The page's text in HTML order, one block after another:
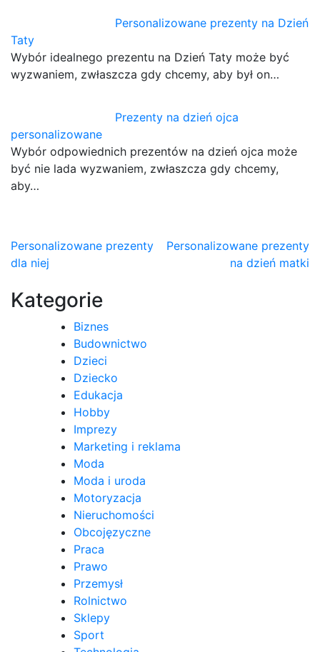
Personalizowane prezenty na Dzień
Taty
Wybór idealnego prezentu na Dzień Taty może być
wyzwaniem, zwłaszcza gdy chcemy, aby był on…
Prezenty na dzień ojca
personalizowane
Wybór odpowiednich prezentów na dzień ojca może
być nie lada wyzwaniem, zwłaszcza gdy chcemy,
aby…
Nawigacja
wpisu
Personalizowane prezenty
dla niej
Personalizowane prezenty
na dzień matki
Kategorie
Biznes
Budownictwo
Dzieci
Dziecko
Edukacja
Hobby
Imprezy
Marketing i reklama
Moda
Moda i uroda
Motoryzacja
Nieruchomości
Obcojęzyczne
Praca
Prawo
Przemysł
Rolnictwo
Sklepy
Sport